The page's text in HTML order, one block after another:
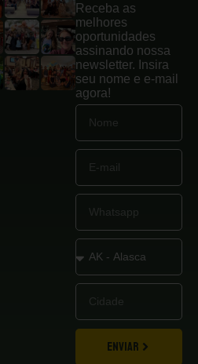
Receba as
melhores
oportunidades
assinando nossa
newsletter. Insira
seu nome e e-mail
agora!
ENVIAR